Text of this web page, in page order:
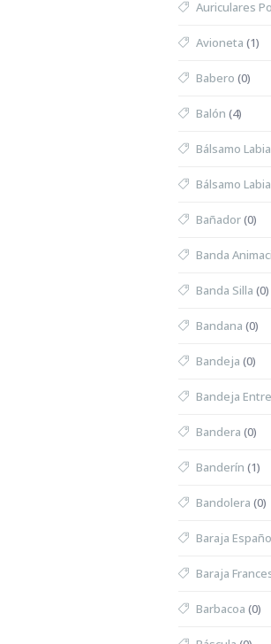
Auriculares
Avioneta (1)
Babero (0)
Balón (4)
Bálsamo
Bálsamo
Bañador(0)
Banda
Banda Silla (0)
Bandana (0)
Bandeja (0)
Bandeja
Bandera (0)
Banderín (1)
Bandolera (0)
Baraja
Baraja
Barbacoa (0)